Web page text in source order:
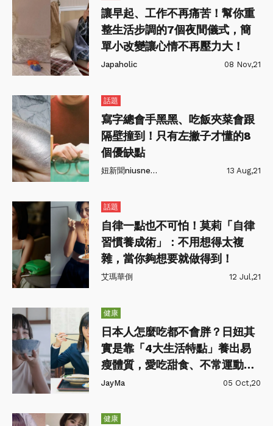
讓早起、工作不再痛苦！幫你重
整生活步調的7個夜間儀式，簡
單小改變讓心情不再壓力大！
Japaholic 08 Nov,21
話題
寫字總會手黑黑、吃飯夾菜會跟
隔壁撞到！只有左撇子才懂的8
個優缺點
妞新聞niusnews 13 Aug,21
話題
自律一點也不可怕！莫莉「自律
習慣養成術」：不用想得太複
雜，當你夠想要就做得到！
艾瑪華倒 12 Jul,21
健康
日本人怎麼吃都不會胖？日妞其
實是靠「4大生活特點」養出易
瘦體質，愛吃甜食、不常運動照
樣纖細？
JayMa 05 Oct,20
健康